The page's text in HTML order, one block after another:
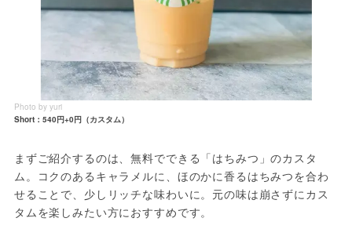
Photo by yuri
Short：540円+0円（カスタム）
まずご紹介するのは、無料でできる「はちみつ」のカスタ
ム。コクのあるキャラメルに、ほのかに香るはちみつを合わ
せることで、少しリッチな味わいに。元の味は崩さずにカス
タムを楽しみたい方におすすめです。